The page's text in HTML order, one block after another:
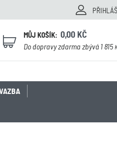
MŮJ KOŠÍK: 0,00 KČ
Do dopravy zdarma zbývá 1 815